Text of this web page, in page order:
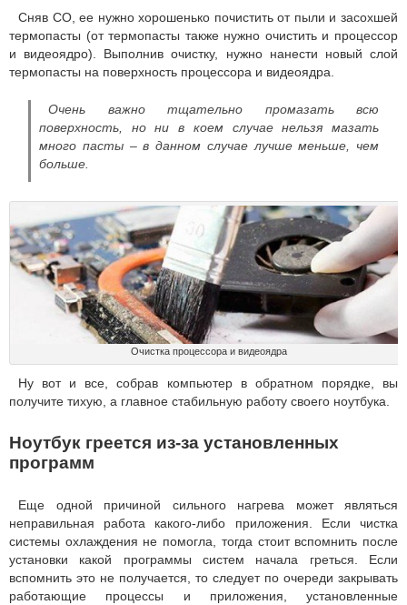
Сняв СО, ее нужно хорошенько почистить от пыли и засохшей
термопасты (от термопасты также нужно очистить и процессор
и видеоядро). Выполнив очистку, нужно нанести новый слой
термопасты на поверхность процессора и видеоядра.
Очень важно тщательно промазать всю
поверхность, но ни в коем случае нельзя мазать
много пасты – в данном случае лучше меньше, чем
больше.
Очистка процессора и видеоядра
Ну вот и все, собрав компьютер в обратном порядке, вы
получите тихую, а главное стабильную работу своего ноутбука.
Ноутбук греется из-за установленных
программ
Еще одной причиной сильного нагрева может являться
неправильная работа какого-либо приложения. Если чистка
системы охлаждения не помогла, тогда стоит вспомнить после
установки какой программы систем начала греться. Если
вспомнить это не получается, то следует по очереди закрывать
работающие процессы и приложения, установленные